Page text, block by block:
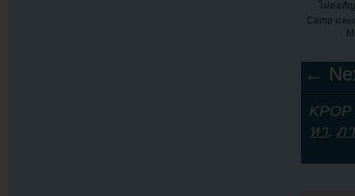
ไม่ต่อสั
Camp แล
←
หา, ภ